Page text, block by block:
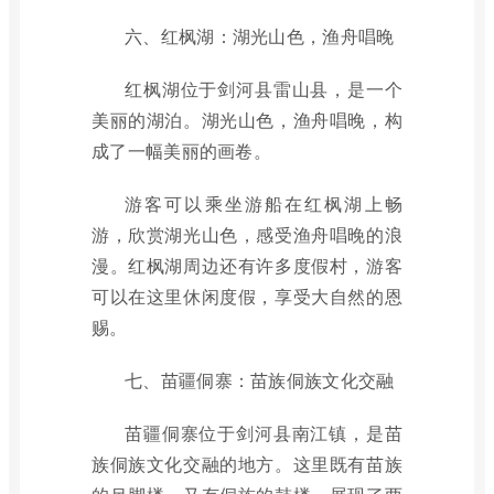
六、红枫湖：湖光山色，渔舟唱晚
红枫湖位于剑河县雷山县，是一个
美丽的湖泊。湖光山色，渔舟唱晚，构
成了一幅美丽的画卷。
游客可以乘坐游船在红枫湖上畅
游，欣赏湖光山色，感受渔舟唱晚的浪
漫。红枫湖周边还有许多度假村，游客
可以在这里休闲度假，享受大自然的恩
赐。
七、苗疆侗寨：苗族侗族文化交融
苗疆侗寨位于剑河县南江镇，是苗
族侗族文化交融的地方。这里既有苗族